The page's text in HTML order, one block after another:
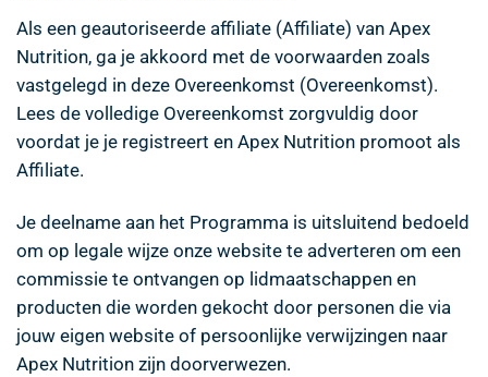
Als een geautoriseerde affiliate (Affiliate) van Apex
Nutrition, ga je akkoord met de voorwaarden zoals
vastgelegd in deze Overeenkomst (Overeenkomst).
Lees de volledige Overeenkomst zorgvuldig door
voordat je je registreert en Apex Nutrition promoot als
Affiliate.
Je deelname aan het Programma is uitsluitend bedoeld
om op legale wijze onze website te adverteren om een
commissie te ontvangen op lidmaatschappen en
producten die worden gekocht door personen die via
jouw eigen website of persoonlijke verwijzingen naar
Apex Nutrition zijn doorverwezen.